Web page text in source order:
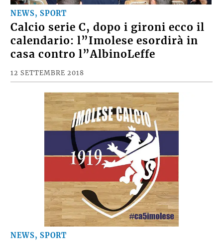
NEWS, SPORT
Calcio serie C, dopo i gironi ecco il
calendario: l”Imolese esordirà in
casa contro l”AlbinoLeffe
12 SETTEMBRE 2018
NEWS, SPORT